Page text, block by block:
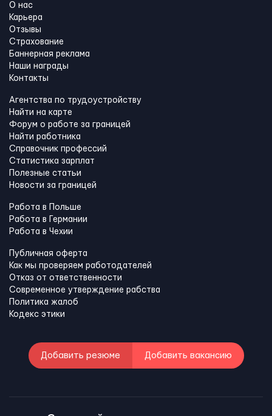
О нас
Карьера
Отзывы
Страхование
Баннерная реклама
Наши награды
Контакты
Агентства по трудоустройству
Найти на карте
Форум о работе за границей
Найти работника
Справочник профессий
Статистика зарплат
Полезные статьи
Новости за границей
Работа в Польше
Работа в Германии
Работа в Чехии
Публичная оферта
Как мы проверяем работодателей
Отказ от ответственности
Современное утверждение рабства
Политика жалоб
Кодекс этики
Добавить резюме Добавить вакансию